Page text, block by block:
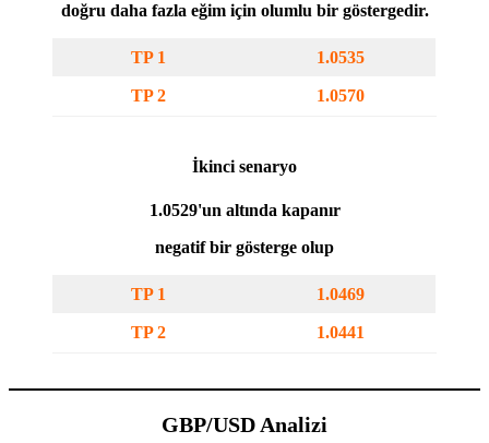
doğru daha fazla eğim için olumlu bir göstergedir.
TP 1 1.0535
TP 2 1.0570
İkinci senaryo
1.0529'un altında kapanır
negatif bir gösterge olup
TP 1 1.0469
TP 2 1.0441
GBP/USD Analizi